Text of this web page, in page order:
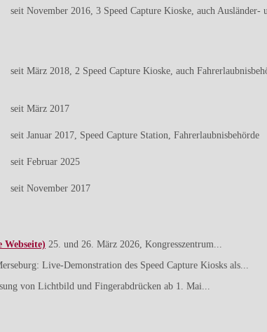
seit November 2016, 3 Speed Capture Kioske, auch Ausländer-
seit März 2018, 2 Speed Capture Kioske, auch
seit März 2017
seit Januar 2017, Speed Capture Station, Fahrerlaubnisbehörde
seit Februar 2025
seit November 2017
25. und 26. März 2026, Kongresszentrum...
Live-Demonstration des Speed Capture Kiosks als...
von Lichtbild und Fingerabdrücken ab 1. Mai...